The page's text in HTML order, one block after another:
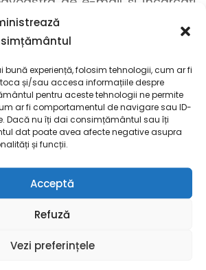
bună experiență, folosim tehnologii, cum ar fi
și/sau accesa informațiile despre
pentru aceste tehnologii ne permite
ar fi comportamentul de navigare sau ID-
Dacă nu îți dai consimțământul sau îți
dat poate avea afecte negative asupra
și funcții.
Acceptă
Refuză
Vezi preferințele
anterior
documentelor, recomandăm
a realiza o conversie din
în formatul .pdf, puteți utiliza
de export din Microsoft Word
Pentru a realiza o conversie
precum .png sau .jpg, și
se pot transmite până la
dar nu mai târziu de data
perioadei de publicare